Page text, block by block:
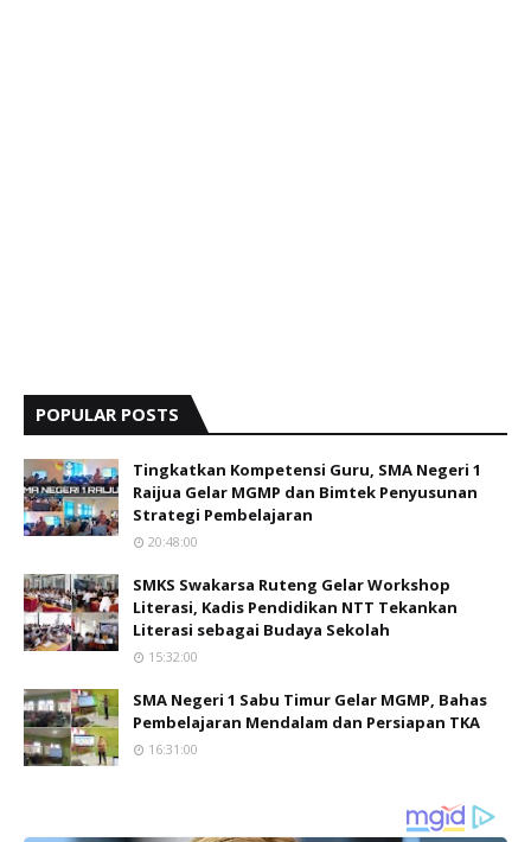
POPULAR POSTS
Tingkatkan Kompetensi Guru, SMA Negeri 1
Raijua Gelar MGMP dan Bimtek Penyusunan
Strategi Pembelajaran
20:48:00
SMKS Swakarsa Ruteng Gelar Workshop
Literasi, Kadis Pendidikan NTT Tekankan
Literasi sebagai Budaya Sekolah
15:32:00
SMA Negeri 1 Sabu Timur Gelar MGMP, Bahas
Pembelajaran Mendalam dan Persiapan TKA
16:31:00